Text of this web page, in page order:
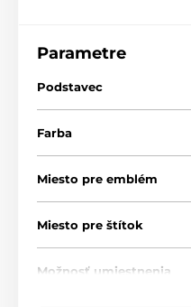
Parametre
Podstavec
Farba
Miesto pre emblém
Miesto pre štítok
Možnosť umiestnenia